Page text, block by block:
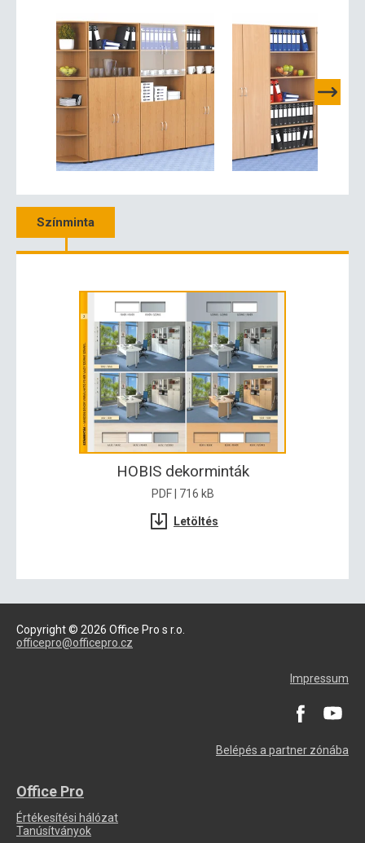
Színminta
HOBIS dekorminták
PDF | 716 kB
Letöltés
Copyright © 2026 Office Pro s r.o.
officepro@officepro.cz
Impressum
Belépés a partner zónába
Office Pro
Értékesítési hálózat
Tanúsítványok